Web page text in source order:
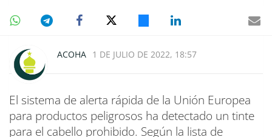
ACOHA 1 DE JULIO DE 2022, 18:57
El sistema de alerta rápida de la Unión Europea
para productos peligrosos ha detectado un tinte
para el cabello prohibido. Según la lista de